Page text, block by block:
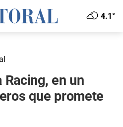
4.1°
en un
que promete